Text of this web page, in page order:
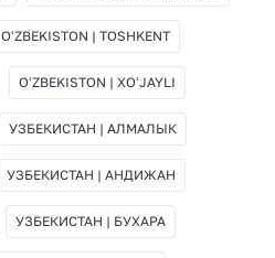
OʻZBEKISTON | TOSHKENT
OʻZBEKISTON | XOʻJAYLI
УЗБЕКИСТАН | АЛМАЛЫК
УЗБЕКИСТАН | АНДИЖАН
УЗБЕКИСТАН | БУХАРА